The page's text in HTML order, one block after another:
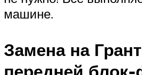
машине.
Замена на